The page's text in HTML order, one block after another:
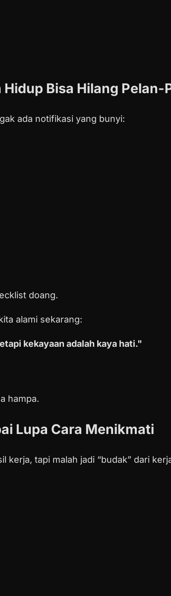
Bisa Hilang Pelan-
ada notifikasi yang bunyi:
doang.
alami sekarang:
kekayaan adalah kaya hati."
hampa.
Lupa Cara Menikmati
kerja, tapi malah jadi “budak” dari